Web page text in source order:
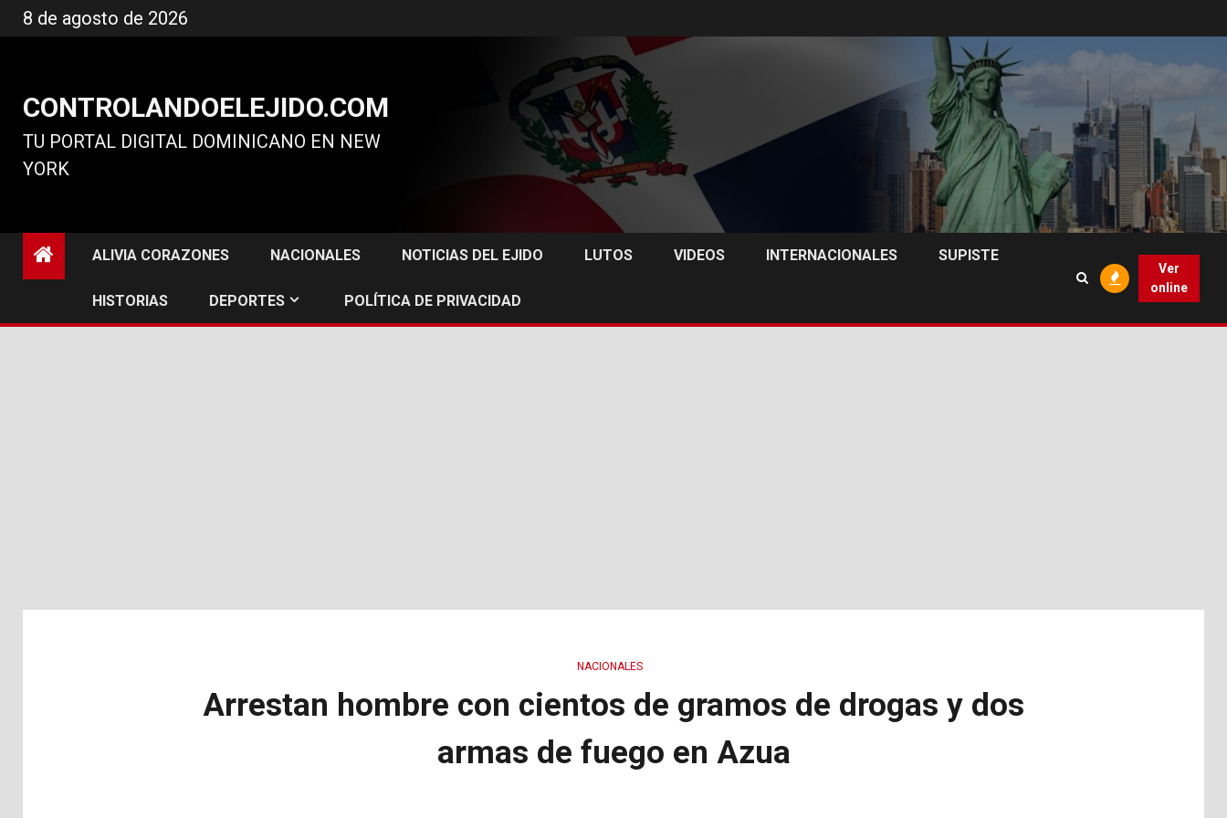
al
8 de agosto de 2026
CONTROLANDOELEJIDO.COM
TU PORTAL DIGITAL DOMINICANO EN NEW
YORK
ALIVIA CORAZONES NACIONALES NOTICIAS DEL EJIDO LUTOS VIDEOS INTERNACIONALES SUPISTE
HISTORIAS DEPORTES POLÍTICA DE PRIVACIDAD
Ver
online
NACIONALES
Arrestan hombre con cientos de gramos de drogas y dos
armas de fuego en Azua